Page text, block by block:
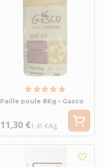
Paille poule 8Kg – Gasco
11,30 €1,41 €/kg